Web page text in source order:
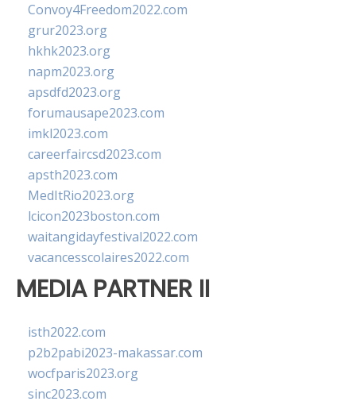
Convoy4Freedom2022.com
grur2023.org
hkhk2023.org
napm2023.org
apsdfd2023.org
forumausape2023.com
imkl2023.com
careerfaircsd2023.com
apsth2023.com
MedItRio2023.org
lcicon2023boston.com
waitangidayfestival2022.com
vacancesscolaires2022.com
MEDIA PARTNER II
isth2022.com
p2b2pabi2023-makassar.com
wocfparis2023.org
sinc2023.com